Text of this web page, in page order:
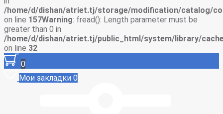
/home/d/dishan/atriet.tj/storage/modification/catalog/
on line 157Warning: fread(): Length parameter must be
greater than 0 in
/home/d/dishan/atriet.tj/public_html/system/library/
on line 32
0
Мои закладки 0